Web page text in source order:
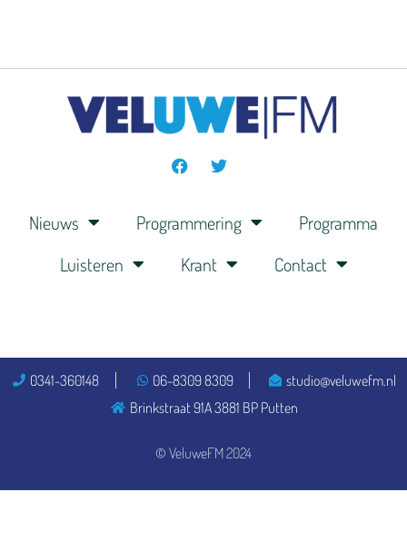
Nieuws Programmering
Programma
Luisteren
Krant Contact
© VeluweFM 2024
0341-360148 06-8309 8309
studio@veluwefm.nl
Brinkstraat 91A 3881 BP Putten